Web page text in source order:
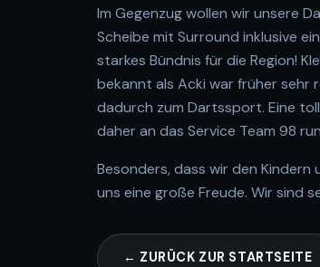
Im Gegenzug wollen wir unsere
Scheibe mit Surround inklusive
starkes Bündnis für die Region!
bekannt als Acki war früher sehr
dadurch zum Dartssport. Eine
daher an das Service Team 98
Besonders, dass wir den
uns eine große Freude. Wir sind
← ZURÜCK ZUR STARTSEITE